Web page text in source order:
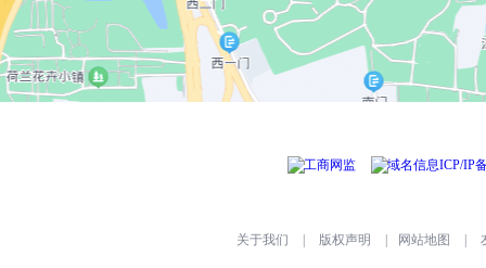
关于我们 版权声明 网站地图